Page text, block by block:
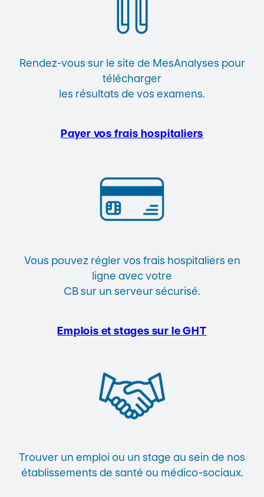
Rendez-vous sur le site de MesAnalyses pour
télécharger
les résultats de vos examens.
Payer vos frais hospitaliers
Vous pouvez régler vos frais hospitaliers en
ligne avec votre
CB sur un serveur sécurisé.
Emplois et stages sur le GHT
Trouver un emploi ou un stage au sein de nos
établissements de santé ou médico-sociaux.